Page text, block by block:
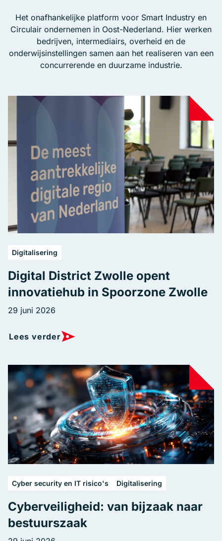
Het onafhankelijke platform voor Smart Industry en
Circulair ondernemen in Oost-Nederland. Hier werken
bedrijven, intermediairs, overheid en de
onderwijsinstellingen samen aan het realiseren van een
concurrerende en duurzame industrie.
Digitalisering
Digital District Zwolle opent
innovatiehub in Spoorzone Zwolle
29 juni 2026
Lees verder
Cyber security en IT risico's Digitalisering
Cyberveiligheid: van bijzaak naar
bestuurszaak